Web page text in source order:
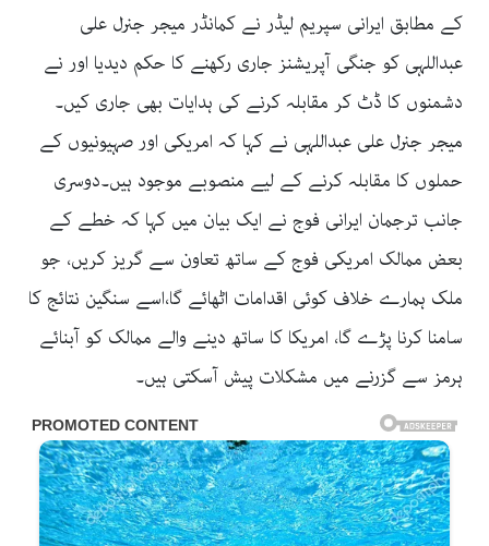
کے مطابق ایرانی سپریم لیڈر نے کمانڈر میجر جنرل علی
عبداللہی کو جنگی آپریشنز جاری رکھنے کا حکم دیدیا اور نے
دشمنوں کا ڈٹ کر مقابلہ کرنے کی ہدایات بھی جاری کیں۔
میجر جنرل علی عبداللہی نے کہا کہ امریکی اور صہیونیوں کے
حملوں کا مقابلہ کرنے کے لیے منصوبے موجود ہیں۔دوسری
جانب ترجمان ایرانی فوج نے ایک بیان میں کہا کہ خطے کے
بعض ممالک امریکی فوج کے ساتھ تعاون سے گریز کریں، جو
ملک ہمارے خلاف کوئی اقدامات اٹھائے گا،اسے سنگین نتائج کا
سامنا کرنا پڑے گا، امریکا کا ساتھ دینے والے ممالک کو آبنائے
ہرمز سے گزرنے میں مشکلات پیش آسکتی ہیں۔